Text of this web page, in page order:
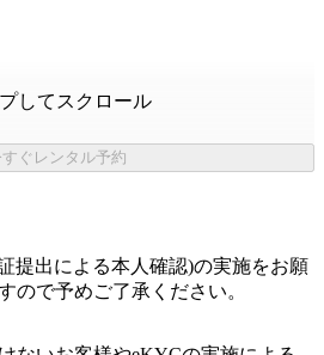
してスクロール
すぐレンタル予約
提出による本人確認)の実施をお願
ので予めご了承ください。